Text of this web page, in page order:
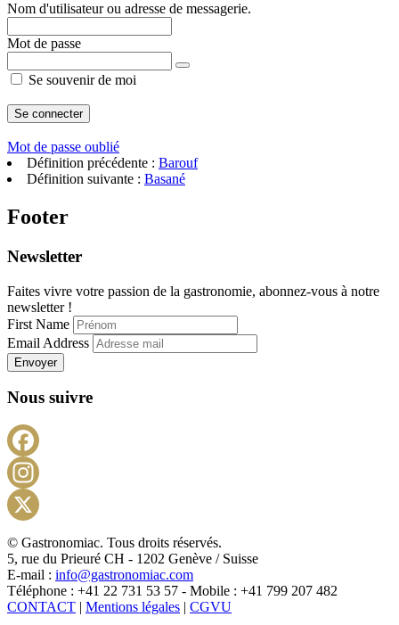
Nom d'utilisateur ou adresse de messagerie.
Mot de passe
Se souvenir de moi
Mot de passe oublié
Définition précédente : Barouf
Définition suivante : Basané
Footer
Newsletter
Faites vivre votre passion de la gastronomie, abonnez-vous à notre
newsletter !
First Name
Email Address
Envoyer
Nous suivre
X
© Gastronomiac. Tous droits réservés.
5, rue du Prieuré CH - 1202 Genève / Suisse
E-mail : info@gastronomiac.com
Téléphone : +41 22 731 53 57 - Mobile : +41 799 207 482
CONTACT | Mentions légales | CGVU